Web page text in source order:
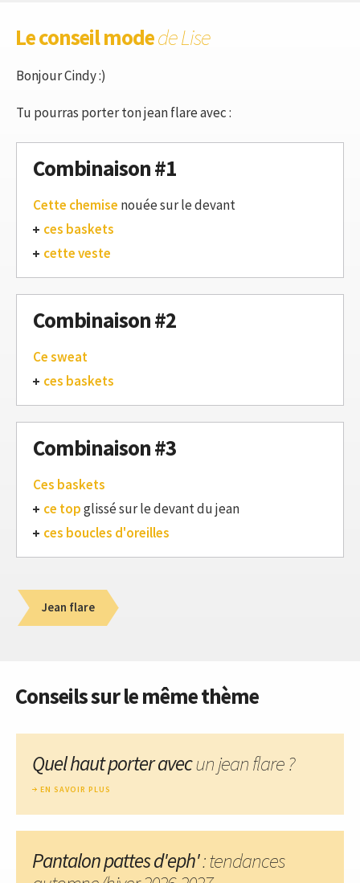
Le conseil modede Lise
Bonjour Cindy :)
Tu pourras porter ton jean flare avec :
Combinaison #1
Cette chemise nouée sur le devant
ces baskets
cette veste
Combinaison #2
Ce sweat
ces baskets
Combinaison #3
Ces baskets
ce topglissé sur le devant du jean
ces boucles d'oreilles
Jean flare
Conseils sur le même thème
Quel haut porter avecun jean flare ?
EN SAVOIR PLUS
Pantalon pattes d'eph': tendances